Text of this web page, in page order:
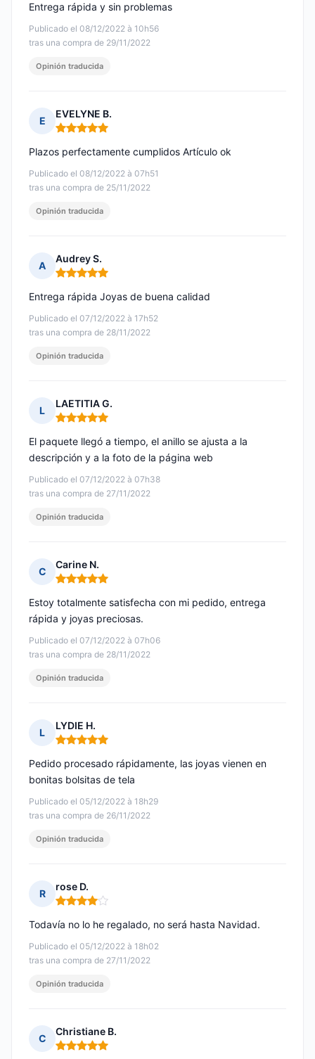
Publicado el 08/12/2022 à 10h56
tras una compra de 29/11/2022
Entrega rápida y sin problemas
Opinión traducida
E
EVELYNE B.
Nota: 5 de 5
Publicado el 08/12/2022 à 07h51
tras una compra de 25/11/2022
Plazos perfectamente cumplidos Artículo ok
Opinión traducida
A
Audrey S.
Nota: 5 de 5
Publicado el 07/12/2022 à 17h52
tras una compra de 28/11/2022
Entrega rápida Joyas de buena calidad
Opinión traducida
L
LAETITIA G.
Nota: 5 de 5
Publicado el 07/12/2022 à 07h38
tras una compra de 27/11/2022
El paquete llegó a tiempo, el anillo se ajusta a la
descripción y a la foto de la página web
Opinión traducida
C
Carine N.
Nota: 5 de 5
Publicado el 07/12/2022 à 07h06
tras una compra de 28/11/2022
Estoy totalmente satisfecha con mi pedido, entrega
rápida y joyas preciosas.
Opinión traducida
L
LYDIE H.
Nota: 5 de 5
Publicado el 05/12/2022 à 18h29
tras una compra de 26/11/2022
Pedido procesado rápidamente, las joyas vienen en
bonitas bolsitas de tela
Opinión traducida
R
rose D.
Nota: 4 de 5
Publicado el 05/12/2022 à 18h02
tras una compra de 27/11/2022
Todavía no lo he regalado, no será hasta Navidad.
Opinión traducida
C
Christiane B.
Nota: 5 de 5